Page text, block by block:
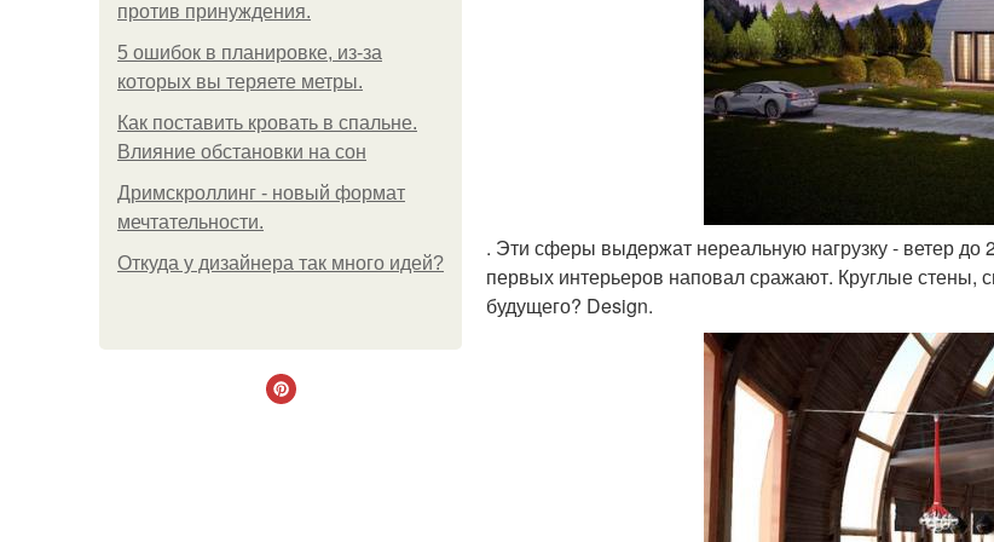
против принуждения.
5 ошибок в планировке, из-за
которых вы теряете метры.
Как поставить кровать в спальне.
Влияние обстановки на сон
Дримскроллинг - новый формат
мечтательности.
Откуда у дизайнера так много идей?
. Эти сферы выдержат нереальную нагрузку - ветер
первых интерьеров наповал сражают. Круглые стены,
будущего? Design.